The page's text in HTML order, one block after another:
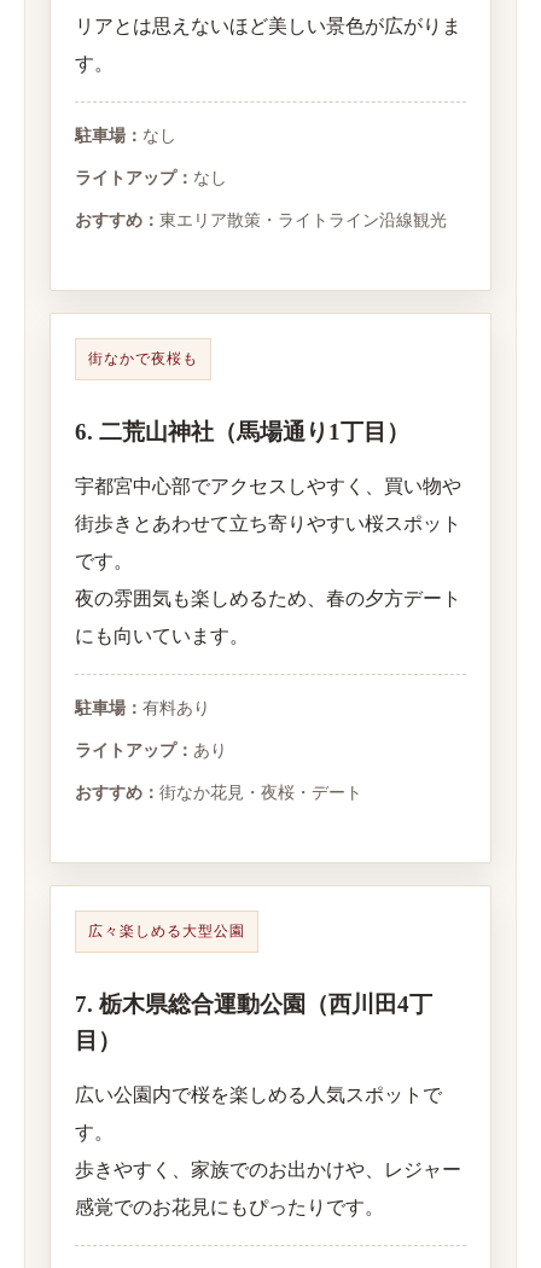
リアとは思えないほど美しい景色が広がりま
す。
駐車場： なし
ライトアップ： なし
おすすめ： 東エリア散策・ライトライン沿線観光
街なかで夜桜も
6. 二荒山神社（馬場通り1丁目）
宇都宮中心部でアクセスしやすく、買い物や
街歩きとあわせて立ち寄りやすい桜スポット
です。
夜の雰囲気も楽しめるため、春の夕方デート
にも向いています。
駐車場： 有料あり
ライトアップ： あり
おすすめ： 街なか花見・夜桜・デート
広々楽しめる大型公園
7. 栃木県総合運動公園（西川田4丁
目）
広い公園内で桜を楽しめる人気スポットで
す。
歩きやすく、家族でのお出かけや、レジャー
感覚でのお花見にもぴったりです。